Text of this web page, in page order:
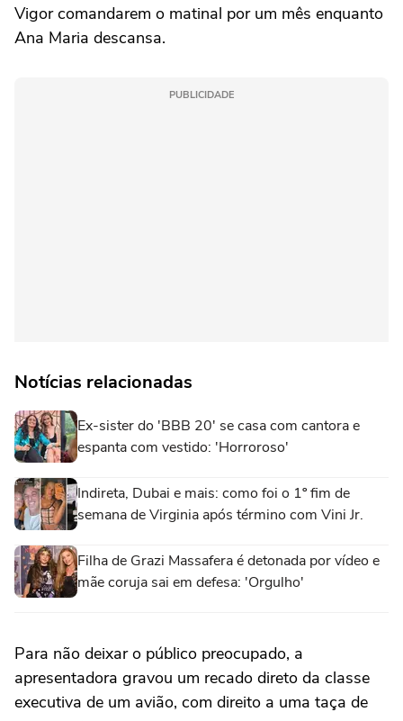
Vigor comandarem o matinal por um mês enquanto
Ana Maria descansa.
PUBLICIDADE
Notícias relacionadas
Ex-sister do 'BBB 20' se casa com cantora e
espanta com vestido: 'Horroroso'
Indireta, Dubai e mais: como foi o 1º fim de
semana de Virginia após término com Vini Jr.
Filha de Grazi Massafera é detonada por vídeo e
mãe coruja sai em defesa: 'Orgulho'
Para não deixar o público preocupado, a
apresentadora gravou um recado direto da classe
executiva de um avião, com direito a uma taça de